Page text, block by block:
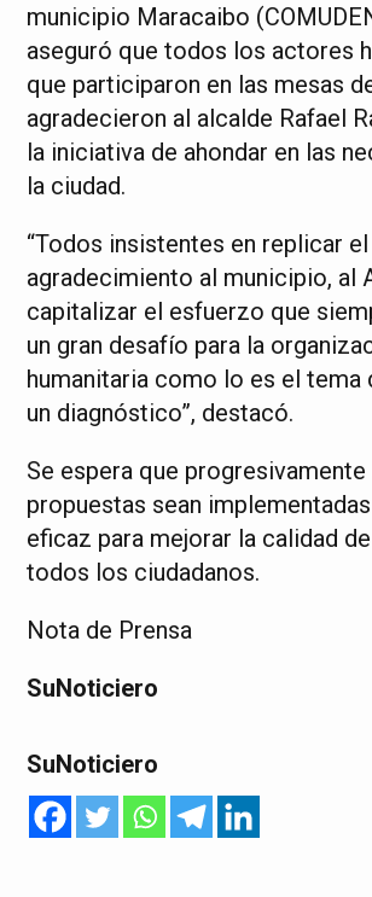
municipio Maracaibo
aseguró que todos los actores
que participaron en las mesas
agradecieron al alcalde Rafael
la iniciativa de ahondar en las
la ciudad.
“Todos insistentes en replicar el
agradecimiento al municipio, al
capitalizar el esfuerzo que
un gran desafío para la
humanitaria como lo es el tema
un diagnóstico”, destacó.
Se espera que progresivamente
propuestas sean
eficaz para mejorar la calidad
todos los ciudadanos.
Nota de Prensa
SuNoticiero
SuNoticiero